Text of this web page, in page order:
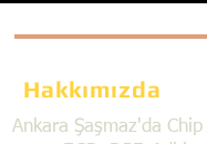
Hakkımızda
Ankara Şaşmaz'da